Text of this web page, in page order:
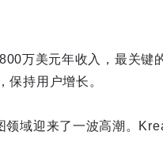
万美元年收入，最关键
持用户增长。
域迎来了一波高潮。